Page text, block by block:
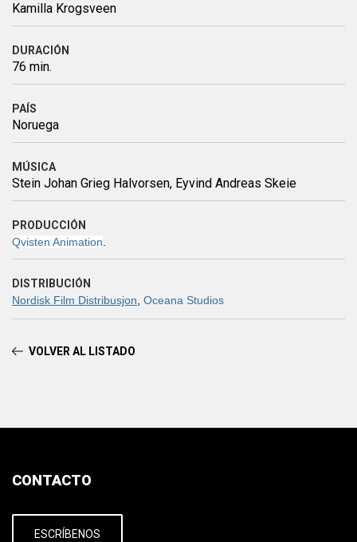
Kamilla Krogsveen
DURACIÓN
76 min.
PAÍS
Noruega
MÚSICA
Stein Johan Grieg Halvorsen, Eyvind Andreas Skeie
PRODUCCIÓN
Qvisten Animation.
DISTRIBUCIÓN
Nordisk Film Distribusjon, Oceana Studios
VOLVER AL LISTADO
CONTACTO
ESCRÍBENOS